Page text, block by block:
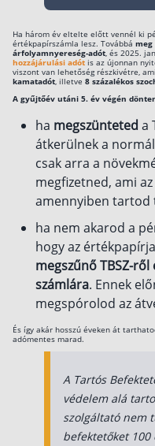
Ha három év eltelte előtt vennél ki
értékpapírszámla lesz. Továbbá meg
árfolyamnyereség-adót, és 2025.
hozzájárulási adót is az újonnan
viszont van lehetőség részkivétre,
kamatadót, illetve 8 százalékos
A gyűjtőév utáni 5. év végén
ha megszünteted a
átkerülnek a
csak arra a
megfizetned, ami
amennyiben tartod
ha nem akarod a
hogy az
megszűnő TBSZ-
számlára. Ennek
megspórolod az
És így akár hosszú éveken át
adómentes marad.
A Tartós
védelem alá
szolgáltató nem
befektetőket 100